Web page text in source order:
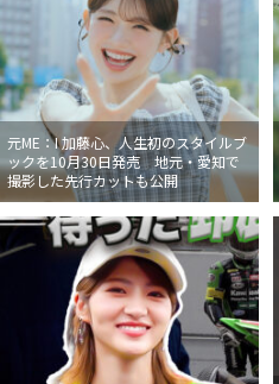
元ME：I 加藤心、人生初のスタイルブ
ックを10月30日発売 地元・愛知で
撮影した先行カットも公開